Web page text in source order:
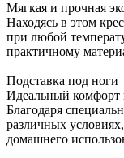
Мягкая и прочная
Находясь в этом
при любой
практичному
Подставка под ноги
Идеальный комфорт
Благодаря
различных
домашнего